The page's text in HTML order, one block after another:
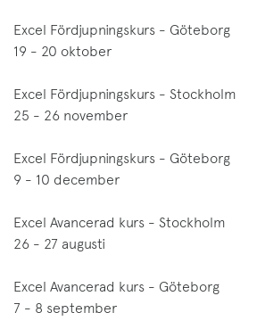
Excel Fördjupningskurs - Göteborg
19 - 20 oktober
Excel Fördjupningskurs - Stockholm
25 - 26 november
Excel Fördjupningskurs - Göteborg
9 - 10 december
Excel Avancerad kurs - Stockholm
26 - 27 augusti
Excel Avancerad kurs - Göteborg
7 - 8 september